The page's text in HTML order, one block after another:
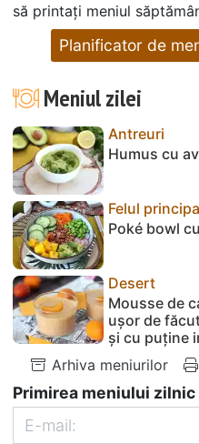
să printați meniul
Planificator de
Meniul zilei
Antreuri
Humus cu
Felul
Poké bowl
Desert
Mousse de
ușor de
și cu puține
Arhiva meniurilor
Primirea meniului zilnic